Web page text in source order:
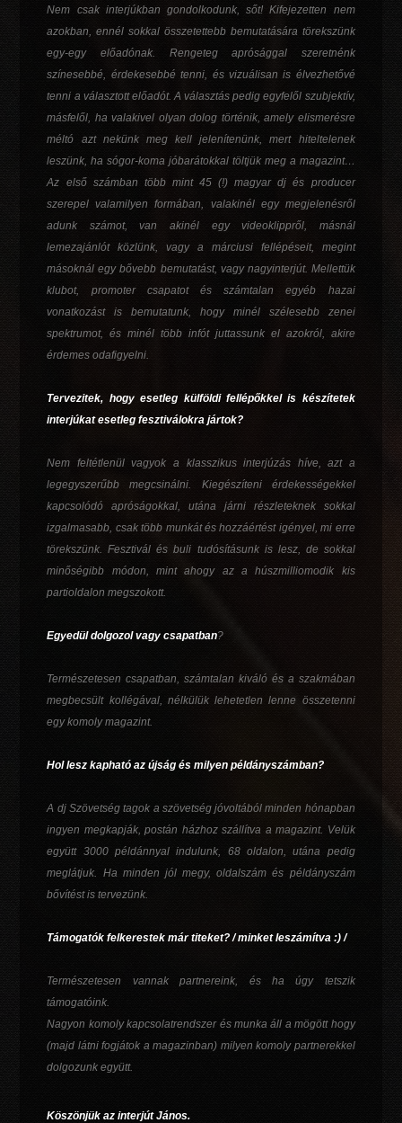
Nem csak interjúkban gondolkodunk, sőt! Kifejezetten nem
azokban, ennél sokkal összetettebb bemutatására törekszünk
egy-egy előadónak. Rengeteg aprósággal szeretnénk
színesebbé, érdekesebbé tenni, és vizuálisan is élvezhetővé
tenni a választott előadót. A választás pedig egyfelől szubjektív,
másfelől, ha valakivel olyan dolog történik, amely elismerésre
méltó azt nekünk meg kell jelenítenünk, mert hiteltelenek
leszünk, ha sógor-koma jóbarátokkal töltjük meg a magazint…
Az első számban több mint 45 (!) magyar dj és producer
szerepel valamilyen formában, valakinél egy megjelenésről
adunk számot, van akinél egy videoklippről, másnál
lemezajánlót közlünk, vagy a márciusi fellépéseit, megint
másoknál egy bővebb bemutatást, vagy nagyinterjút. Mellettük
klubot, promoter csapatot és számtalan egyéb hazai
vonatkozást is bemutatunk, hogy minél szélesebb zenei
spektrumot, és minél több infót juttassunk el azokról, akire
érdemes odafigyelni.
Tervezitek, hogy esetleg külföldi fellépőkkel is készítetek
interjúkat esetleg fesztiválokra jártok?
Nem feltétlenül vagyok a klasszikus interjúzás híve, azt a
legegyszerűbb megcsinálni. Kiegészíteni érdekességekkel
kapcsolódó apróságokkal, utána járni részleteknek sokkal
izgalmasabb, csak több munkát és hozzáértést igényel, mi erre
törekszünk. Fesztivál és buli tudósításunk is lesz, de sokkal
minőségibb módon, mint ahogy az a húszmilliomodik kis
partioldalon megszokott.
Egyedül dolgozol vagy csapatban?
Természetesen csapatban, számtalan kiváló és a szakmában
megbecsült kollégával, nélkülük lehetetlen lenne összetenni
egy komoly magazint.
Hol lesz kapható az újság és milyen példányszámban?
A dj Szövetség tagok a szövetség jóvoltából minden hónapban
ingyen megkapják, postán házhoz szállítva a magazint. Velük
együtt 3000 példánnyal indulunk, 68 oldalon, utána pedig
meglátjuk. Ha minden jól megy, oldalszám és példányszám
bővítést is tervezünk.
Támogatók felkerestek már titeket? / minket leszámítva :) /
Természetesen vannak partnereink, és ha úgy tetszik
támogatóink.
Nagyon komoly kapcsolatrendszer és munka áll a mögött hogy
(majd látni fogjátok a magazinban) milyen komoly partnerekkel
dolgozunk együtt.
Köszönjük az interjút János.